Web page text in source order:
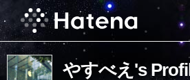
やすべえ's